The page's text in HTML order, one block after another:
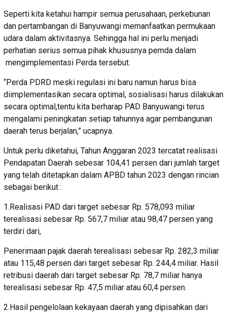
Seperti kita ketahui hampir semua perusahaan, perkebunan
dan pertambangan di Banyuwangi memanfaatkan permukaan
udara dalam aktivitasnya. Sehingga hal ini perlu menjadi
perhatian serius semua pihak khususnya pemda dalam
mengimplementasi Perda tersebut.
“Perda PDRD meski regulasi ini baru namun harus bisa
diimplementasikan secara optimal, sosialisasi harus dilakukan
secara optimal,tentu kita berharap PAD Banyuwangi terus
mengalami peningkatan setiap tahunnya agar pembangunan
daerah terus berjalan,” ucapnya.
Untuk perlu diketahui, Tahun Anggaran 2023 tercatat realisasi
Pendapatan Daerah sebesar 104,41 persen dari jumlah target
yang telah ditetapkan dalam APBD tahun 2023 dengan rincian
sebagai berikut :
1.Realisasi PAD dari target sebesar Rp. 578,093 miliar
terealisasi sebesar Rp. 567,7 miliar atau 98,47 persen yang
terdiri dari,
Penerimaan pajak daerah terealisasi sebesar Rp. 282,3 miliar
atau 115,48 persen dari target sebesar Rp. 244,4 miliar. Hasil
retribusi daerah dari target sebesar Rp. 78,7 miliar hanya
terealisasi sebesar Rp. 47,5 miliar atau 60,4 persen.
2.Hasil pengelolaan kekayaan daerah yang dipisahkan dari